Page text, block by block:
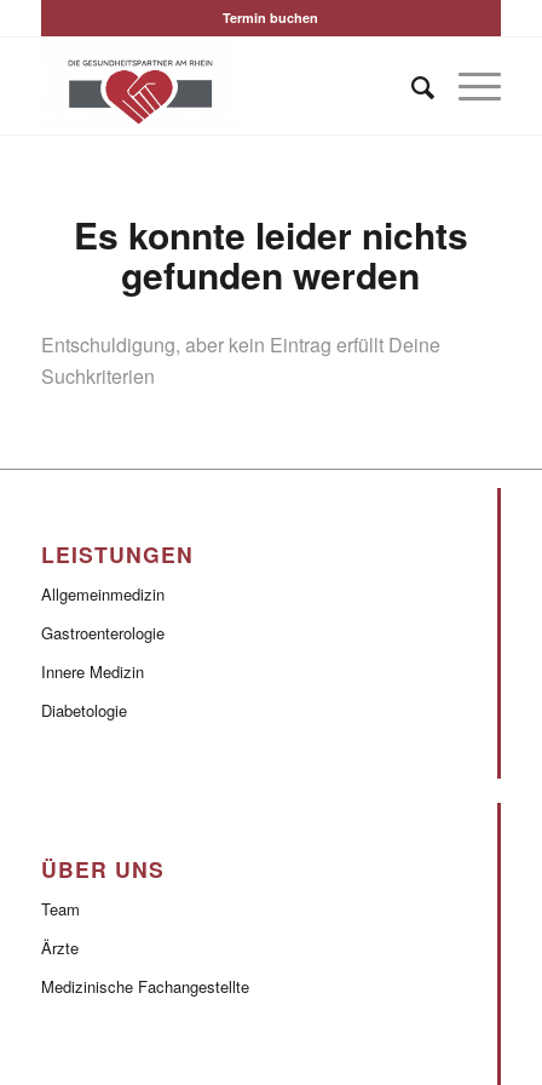
Termin buchen
Es konnte leider nichts
gefunden werden
Entschuldigung, aber kein Eintrag erfüllt Deine
Suchkriterien
LEISTUNGEN
Allgemeinmedizin
Gastroenterologie
Innere Medizin
Diabetologie
ÜBER UNS
Team
Ärzte
Medizinische Fachangestellte